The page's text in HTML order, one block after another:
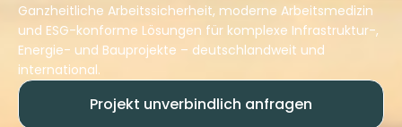
Ganzheitliche Arbeitssicherheit, moderne Arbeitsmedizin
und ESG-konforme Lösungen für komplexe Infrastruktur-,
Energie- und Bauprojekte – deutschlandweit und
international.
Projekt unverbindlich anfragen